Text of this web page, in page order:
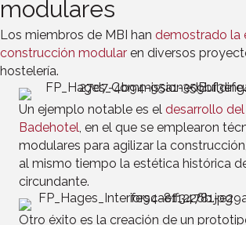
modulares
Los miembros de MBI han demostrado la
construcción modular en diversos
hostelería.
Un ejemplo notable es el desarrollo
Badehotel, en el que se emplearon
modulares para agilizar la
al mismo tiempo la estética histórica
circundante.
Otro éxito es la creación de un